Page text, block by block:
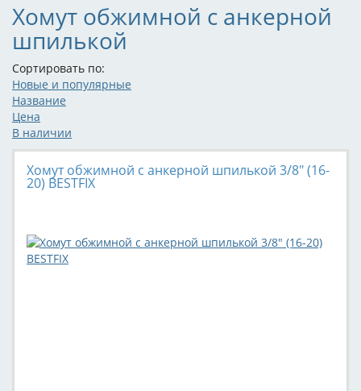
Хомут обжимной с анкерной
шпилькой
Сортировать по:
Новые и популярные
Название
Цена
В наличии
Хомут обжимной с анкерной шпилькой 3/8" (16-
20) BESTFIX